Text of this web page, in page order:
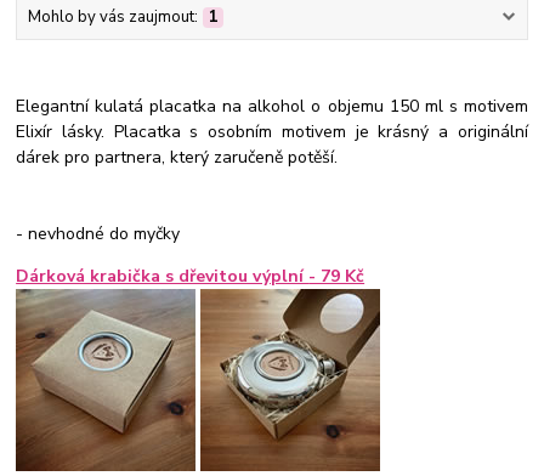
Mohlo by vás zaujmout: 1
Elegantní kulatá placatka na alkohol o objemu 150 ml s motivem
Elixír lásky. Placatka s osobním motivem je krásný a originální
dárek pro partnera, který zaručeně potěší.
- nevhodné do myčky
Dárková krabička s dřevitou výplní - 79 Kč